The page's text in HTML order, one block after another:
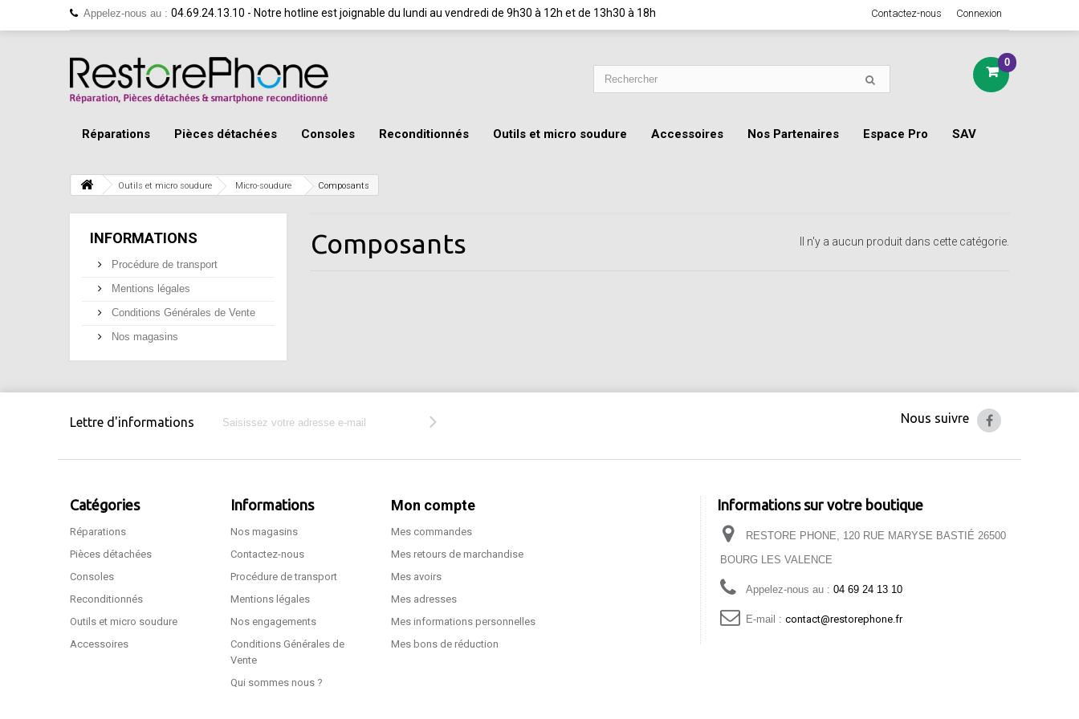
Connexion
Contactez-nous
Appelez-nous au : 04.69.24.13.10 - Notre hotline est joignable du lundi au vendredi de 9h30 à 12h et de 13h30 à 18h
0
Réparations Pièces détachées Consoles Reconditionnés Outils et micro soudure Accessoires Nos Partenaires Espace Pro SAV
Outils et micro soudure Micro-soudure Composants
INFORMATIONS
Procédure de transport
Mentions légales
Conditions Générales de Vente
Nos magasins
Composants Il n'y a aucun produit dans cette catégorie.
Lettre d'informations Nous suivre
Catégories
Réparations
Pièces détachées
Consoles
Reconditionnés
Outils et micro soudure
Accessoires
Informations
Nos magasins
Contactez-nous
Procédure de transport
Mentions légales
Nos engagements
Conditions Générales de
Vente
Qui sommes nous ?
Mon compte
Mes commandes
Mes retours de marchandise
Mes avoirs
Mes adresses
Mes informations personnelles
Mes bons de réduction
Informations sur votre boutique
RESTORE PHONE, 120 RUE MARYSE BASTIÉ 26500
BOURG LES VALENCE
Appelez-nous au : 04 69 24 13 10
E-mail : contact@restorephone.fr